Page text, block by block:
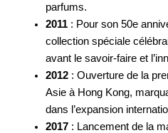
parfums.
2011: Pour son 50e
collection spéciale
avant le savoir-faire et
2012: Ouverture de la
Asie à Hong Kong,
dans l’expansion
2017: Lancement de la